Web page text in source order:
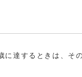
に達するときは、そ